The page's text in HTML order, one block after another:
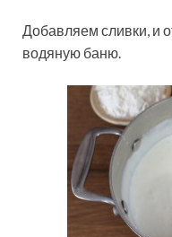
Добавляем сливки, и
водяную баню.